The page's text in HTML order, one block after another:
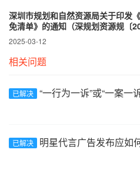
深圳市规划和自然资源局关于印发
免清单》的通知（深规划资源规〔
2025-03-12
相关问题
已解决 “一行为一诉”或“一案一
已解决 明星代言广告发布应如